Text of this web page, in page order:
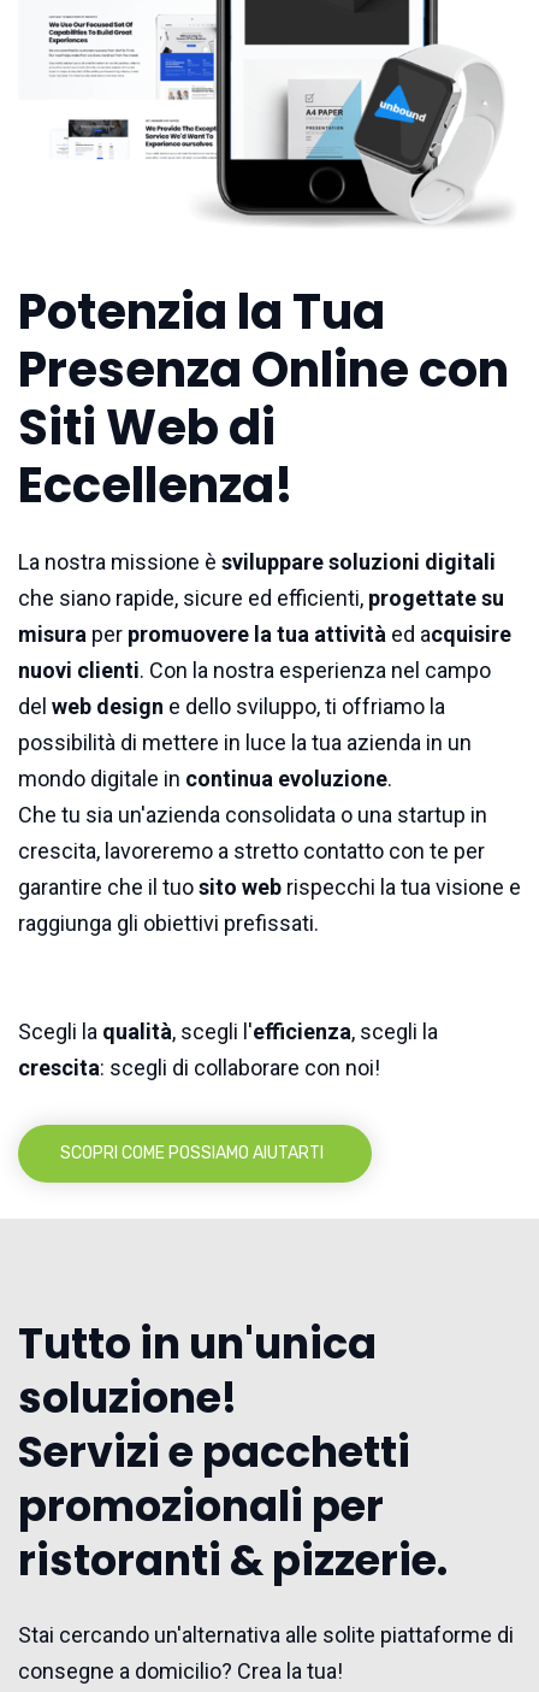
Potenzia la Tua
Presenza Online con
Siti Web di
Eccellenza!
La nostra missione è sviluppare soluzioni digitali
che siano rapide, sicure ed efficienti, progettate su
misura per promuovere la tua attività ed acquisire
nuovi clienti. Con la nostra esperienza nel campo
del web design e dello sviluppo, ti offriamo la
possibilità di mettere in luce la tua azienda in un
mondo digitale in continua evoluzione.
Che tu sia un'azienda consolidata o una startup in
crescita, lavoreremo a stretto contatto con te per
garantire che il tuosito web rispecchi la tua visione e
raggiunga gli obiettivi prefissati.
Scegli la qualità, scegli l'efficienza, scegli la
crescita: scegli di collaborare con noi!
SCOPRI COME POSSIAMO AIUTARTI
Tutto in un'unica
soluzione!
Servizi e pacchetti
promozionali per
ristoranti & pizzerie.
Stai cercando un'alternativa alle solite piattaforme di
consegne a domicilio? Crea la tua!